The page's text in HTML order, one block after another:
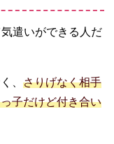
遣いができる人だ
、 さりげなく相手
子だけど付き合い